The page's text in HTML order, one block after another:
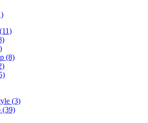
(8)
(3)
(39)